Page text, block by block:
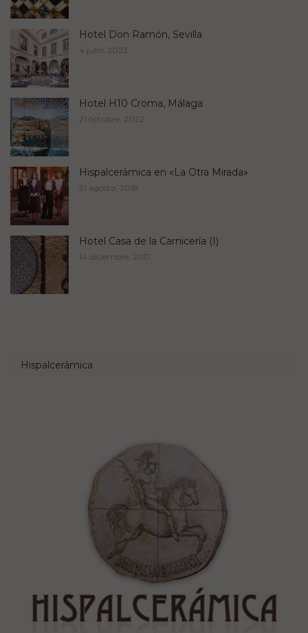
Hotel Don Ramón, Sevilla
4 julio, 2023
Hotel H10 Croma, Málaga
21 octubre, 2022
Hispalcerámica en «La Otra Mirada»
31 agosto, 2018
Hotel Casa de la Carnicería (I)
14 diciembre, 2017
Hispalcerámica